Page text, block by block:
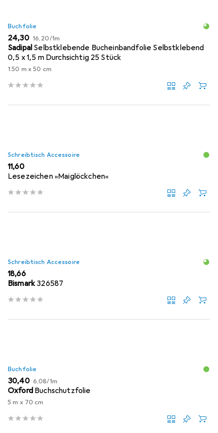
Buchfolie
EUR
24,30 EUR
16,20/1m
Sadipal Selbstklebende Bucheinbandfolie Selbstklebend
0,5 x 1,5 m Durchsichtig 25 Stück
1.50 m x 50 cm
Schreibtisch Accessoire
EUR
11,60
Lesezeichen »Maiglöckchen«
Schreibtisch Accessoire
EUR
18,66
Bismark326587
Buchfolie
EUR
30,40 EUR
6,08/1m
Oxford Buchschutzfolie
5 m x 70 cm